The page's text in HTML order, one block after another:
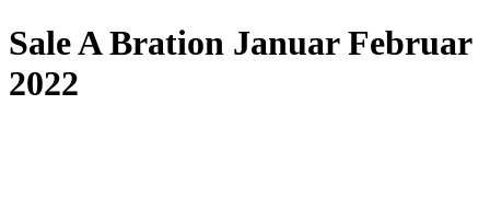
Sale A Bration Januar Februar
2022